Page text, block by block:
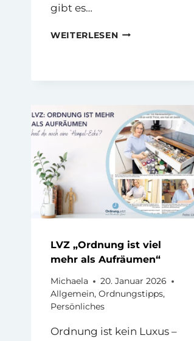
gibt es…
WEITERLESENKONTOAUSZÜGE
LVZ „Ordnung ist viel
mehr als Aufräumen“
Michaela
20. Januar 2026
Allgemein, Ordnungstipps,
Persönliches
Ordnung ist kein Luxus –